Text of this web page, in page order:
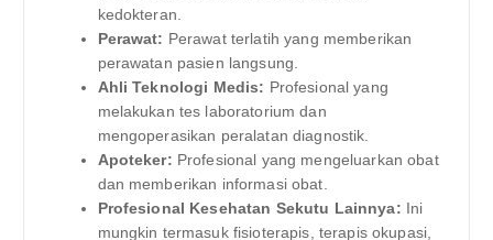
kedokteran.
Perawat: Perawat terlatih yang memberikan
perawatan pasien langsung.
Ahli Teknologi Medis: Profesional yang
melakukan tes laboratorium dan
mengoperasikan peralatan diagnostik.
Apoteker: Profesional yang mengeluarkan obat
dan memberikan informasi obat.
Profesional Kesehatan Sekutu Lainnya: Ini
mungkin termasuk fisioterapis, terapis okupasi,